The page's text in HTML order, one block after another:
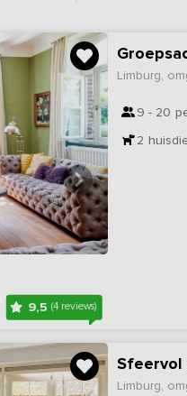
9,5(4 reviews)
Limburg,
9 - 20
2
Sfeervol
Limburg,